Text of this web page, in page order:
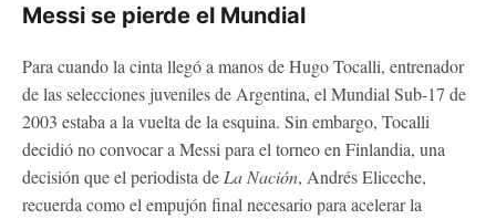
Messi se pierde el Mundial
Para cuando la cinta llegó a manos de Hugo Tocalli, entrenador
de las selecciones juveniles de Argentina, el Mundial Sub-17 de
2003 estaba a la vuelta de la esquina. Sin embargo, Tocalli
decidió no convocar a Messi para el torneo en Finlandia, una
decisión que el periodista de La Nación, Andrés Eliceche,
recuerda como el empujón final necesario para acelerar la